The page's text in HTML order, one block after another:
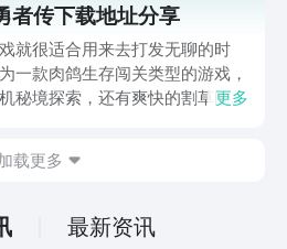
下载会更加方便，九游是手游福
游戏平台，在这里不仅能够看到
，还能及时查看后续的消息、活
相关信息。
者传下载地址分享
就很适合用来去打发无聊的时
一款肉鸽生存闯关类型的游戏，
秘境探索，还有爽快的割草闯关
以下载。游戏的上手门槛还是比较
的时间，可玩性真的比较高。
更多
载更多
最新资讯